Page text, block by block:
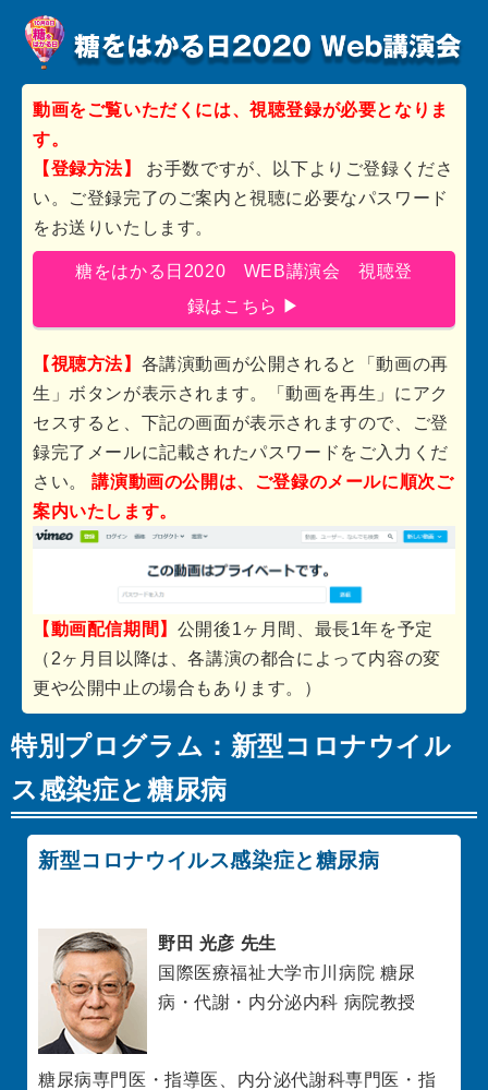
動画をご覧いただくには、視聴登録が必要となりま
す。
【登録方法】
お手数ですが、以下よりご登録くださ
い。ご登録完了のご案内と視聴に必要なパスワード
をお送りいたします。
糖をはかる日2020 WEB講演会 視聴登
録はこちら ▶
【視聴方法】 各講演動画が公開されると「動画の再
生」ボタンが表示されます。「動画を再生」にアク
セスすると、下記の画面が表示されますので、ご登
録完了メールに記載されたパスワードをご入力くだ
さい。講演動画の公開は、ご登録のメールに順次ご
案内いたします。
【動画配信期間】 公開後1ヶ月間、最長1年を予定
（2ヶ月目以降は、各講演の都合によって内容の変
更や公開中止の場合もあります。）
特別プログラム：新型コロナウイル
ス感染症と糖尿病
新型コロナウイルス感染症と糖尿病
野田 光彦 先生
国際医療福祉大学市川病院 糖尿
病・代謝・内分泌内科 病院教授
糖尿病専門医・指導医、内分泌代謝科専門医・指